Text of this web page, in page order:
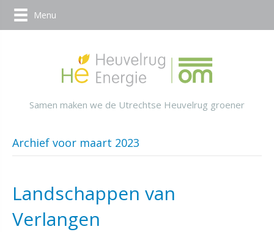
Menu
Samen maken we de Utrechtse Heuvelrug groener
Archief voor maart 2023
Landschappen van
Verlangen